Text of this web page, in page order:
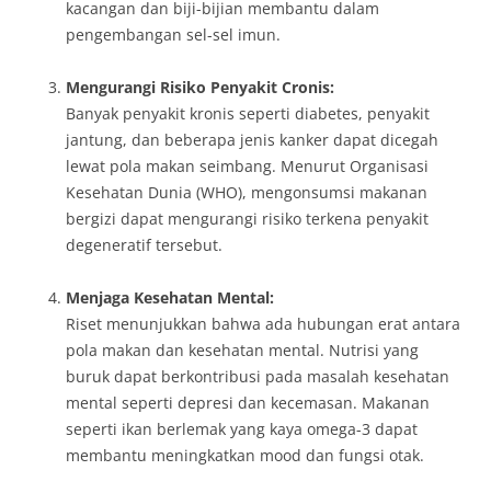
kacangan dan biji-bijian membantu dalam
pengembangan sel-sel imun.
Mengurangi Risiko Penyakit Cronis:
Banyak penyakit kronis seperti diabetes, penyakit
jantung, dan beberapa jenis kanker dapat dicegah
lewat pola makan seimbang. Menurut Organisasi
Kesehatan Dunia (WHO), mengonsumsi makanan
bergizi dapat mengurangi risiko terkena penyakit
degeneratif tersebut.
Menjaga Kesehatan Mental:
Riset menunjukkan bahwa ada hubungan erat antara
pola makan dan kesehatan mental. Nutrisi yang
buruk dapat berkontribusi pada masalah kesehatan
mental seperti depresi dan kecemasan. Makanan
seperti ikan berlemak yang kaya omega-3 dapat
membantu meningkatkan mood dan fungsi otak.